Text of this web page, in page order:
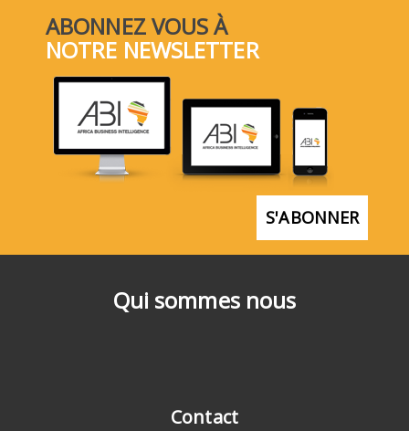
Qui sommes nous
Contact
ABONNEZ VOUS À
NOTRE NEWSLETTER
S'ABONNER